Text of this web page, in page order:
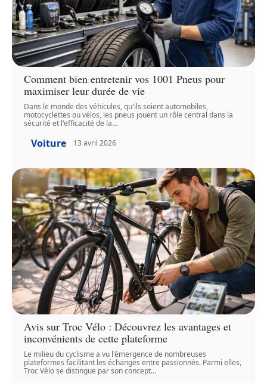
Comment bien entretenir vos 1001 Pneus pour
maximiser leur durée de vie
Dans le monde des véhicules, qu'ils soient automobiles,
motocyclettes ou vélos, les pneus jouent un rôle central dans la
sécurité et l'efficacité de la…
Voiture 13 avril 2026
Avis sur Troc Vélo : Découvrez les avantages et
inconvénients de cette plateforme
Le milieu du cyclisme a vu l'émergence de nombreuses
plateformes facilitant les échanges entre passionnés. Parmi elles,
Troc Vélo se distingue par son concept…